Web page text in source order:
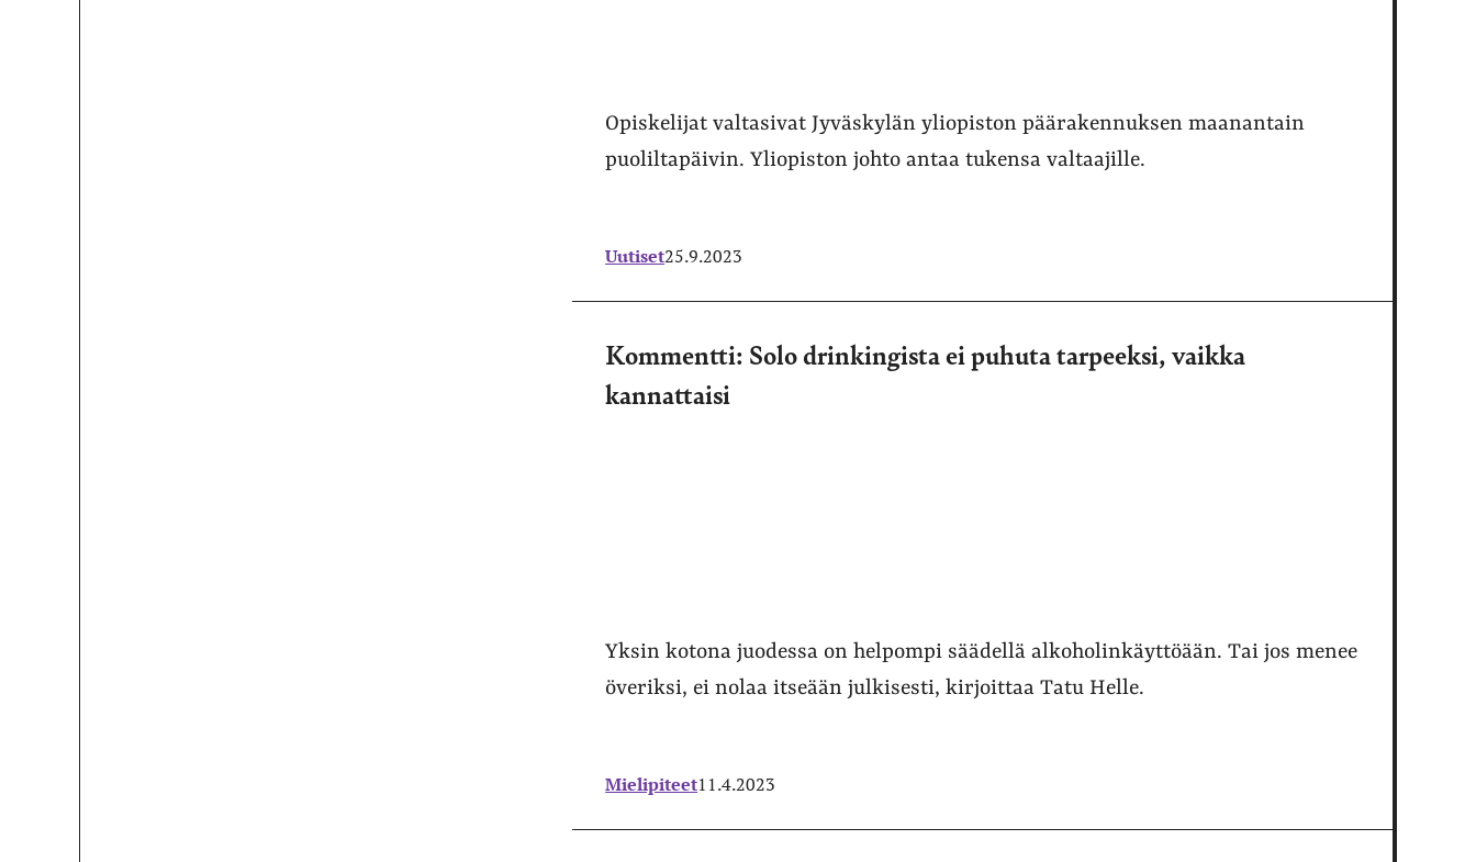
Opiskelijat valtasivat Jyväskylän yliopiston päärakennuksen maanantain
puoliltapäivin. Yliopiston johto antaa tukensa valtaajille.
Uutiset25.9.2023
Kommentti: Solo drinkingista ei puhuta tarpeeksi, vaikka
kannattaisi
Yksin kotona juodessa on helpompi säädellä alkoholinkäyttöään. Tai jos menee
överiksi, ei nolaa itseään julkisesti, kirjoittaa Tatu Helle.
Mielipiteet11.4.2023